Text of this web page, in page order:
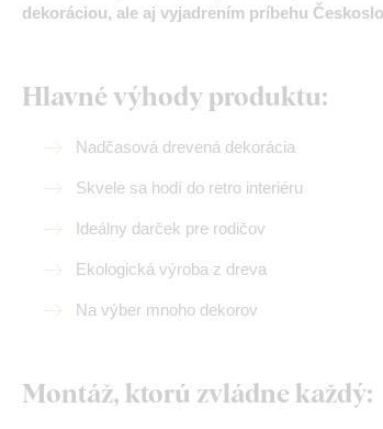
dekoráciou, ale aj vyjadrením príbehu
Hlavné výhody produktu:
Nadčasová drevená dekorácia
Skvele sa hodí do retro interiéru
Ideálny darček pre rodičov
Ekologická výroba z dreva
Na výber mnoho dekorov
Montáž, ktorú zvládne každý: